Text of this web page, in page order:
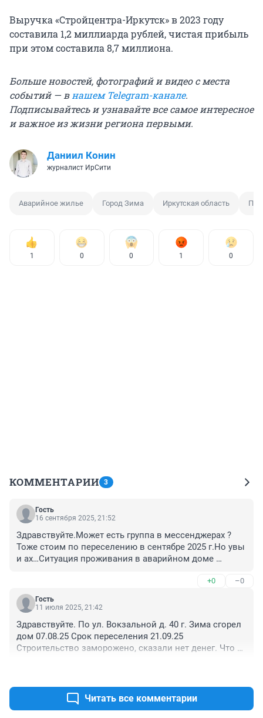
Выручка «Стройцентра-Иркутск» в 2023 году
составила 1,2 миллиарда рублей, чистая прибыль
при этом составила 8,7 миллиона.
Больше новостей, фотографий и видео с места
событий — в нашем Telegram-канале.
Подписывайтесь и узнавайте все самое интересное
и важное из жизни региона первыми.
Даниил Конин
журналист ИрСити
Аварийное жилье Город Зима Иркутская область
1 0 0 1 0
КОММЕНТАРИИ 3
Гость
16 сентября 2025, 21:52
Здравствуйте.Может есть группа в мессенджерах ?
Тоже стоим по переселению в сентябре 2025 г.Но увы
и ах…Ситуация проживания в аварийном доме
+0 –0
Гость
11 июля 2025, 21:42
Здравствуйте. По ул. Вокзальной д. 40 г. Зима сгорел
дом 07.08.25 Срок переселения 21.09.25
Строительство заморожено, сказали нет денег. Что
Читать все комментарии